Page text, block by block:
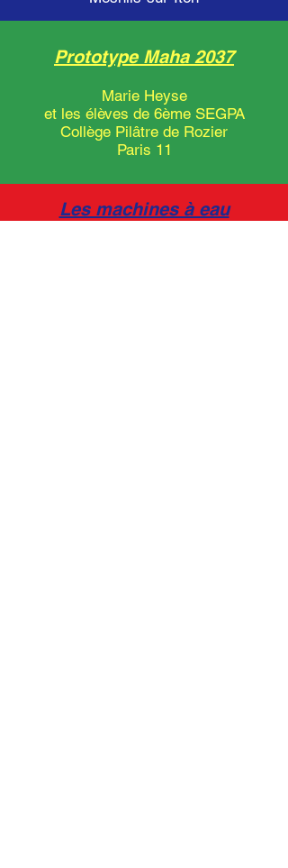
Prototype Maha 2037
Marie Heyse
et les élèves de 6ème SEGPA
Collège Pilâtre de Rozier
Paris 11
Les machines à eau